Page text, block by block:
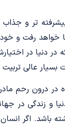
­تر و
رفت و خود
دنیا در
بسیار عالی
در درون رحم
و زندگی در
باشد. اگر